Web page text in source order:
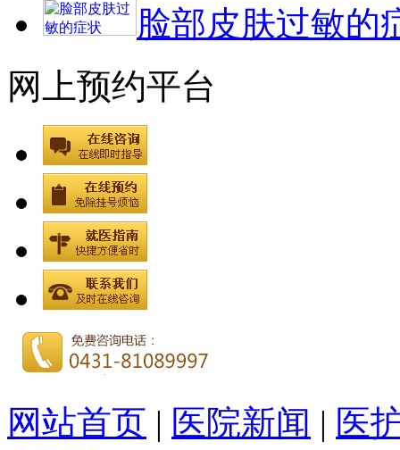
脸部皮肤过敏的
网上预约平台
网站首页 | 医院新闻 | 医